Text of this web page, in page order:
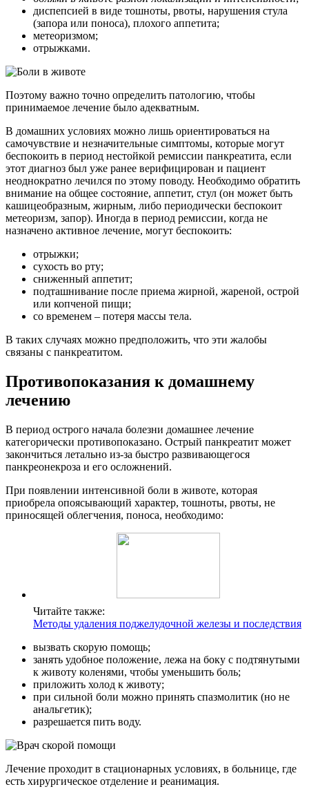
диспепсией в виде тошноты, рвоты, нарушения стула
(запора или поноса), плохого аппетита;
метеоризмом;
отрыжками.
Поэтому важно точно определить патологию, чтобы
принимаемое лечение было адекватным.
В домашних условиях можно лишь ориентироваться на
самочувствие и незначительные симптомы, которые могут
беспокоить в период нестойкой ремиссии панкреатита, если
этот диагноз был уже ранее верифицирован и пациент
неоднократно лечился по этому поводу. Необходимо обратить
внимание на общее состояние, аппетит, стул (он может быть
кашицеобразным, жирным, либо периодически беспокоит
метеоризм, запор). Иногда в период ремиссии, когда не
назначено активное лечение, могут беспокоить:
отрыжки;
сухость во рту;
сниженный аппетит;
подташнивание после приема жирной, жареной, острой
или копченой пищи;
со временем – потеря массы тела.
В таких случаях можно предположить, что эти жалобы
связаны с панкреатитом.
Противопоказания к домашнему
лечению
В период острого начала болезни домашнее лечение
категорически противопоказано. Острый панкреатит может
закончиться летально из-за быстро развивающегося
панкреонекроза и его осложнений.
При появлении интенсивной боли в животе, которая
приобрела опоясывающий характер, тошноты, рвоты, не
приносящей облегчения, поноса, необходимо:
Читайте также:
Методы удаления поджелудочной железы и последствия
вызвать скорую помощь;
занять удобное положение, лежа на боку с подтянутыми
к животу коленями, чтобы уменьшить боль;
приложить холод к животу;
при сильной боли можно принять спазмолитик (но не
анальгетик);
разрешается пить воду.
Лечение проходит в стационарных условиях, в больнице, где
есть хирургическое отделение и реанимация.